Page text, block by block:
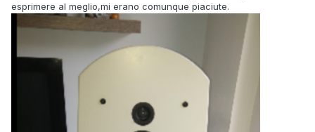
esprimere al meglio,mi erano comunque piaciute.